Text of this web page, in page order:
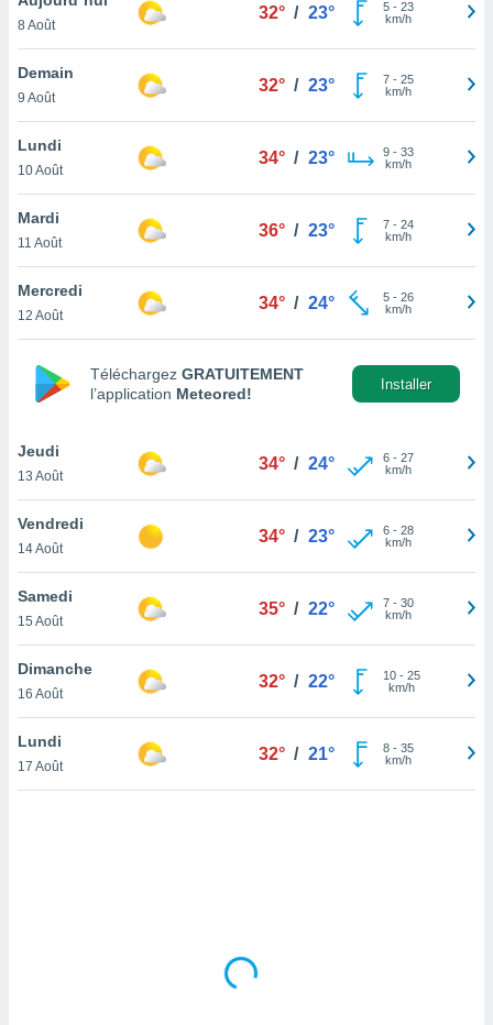
et
»,
au
vous
qu'ils
ou
le
ainsi
un
la
du
votre
à
en
le
8 Août
32° / 23° 5- 23
km/h
Demain
9 Août
32° / 23° 7- 25
km/h
Lundi
10 Août
34° / 23° 9- 33
km/h
Mardi
11 Août
36° / 23° 7- 24
km/h
Mercredi
12 Août
34° / 24° 5- 26
km/h
Téléchargez GRATUITEMENT
l’application Meteored!
Installer
Jeudi
13 Août
34° / 24° 6- 27
km/h
Vendredi
14 Août
34° / 23° 6- 28
km/h
Samedi
15 Août
35° / 22° 7- 30
km/h
Dimanche
16 Août
32° / 22° 10- 25
km/h
Lundi
17 Août
32° / 21° 8- 35
km/h